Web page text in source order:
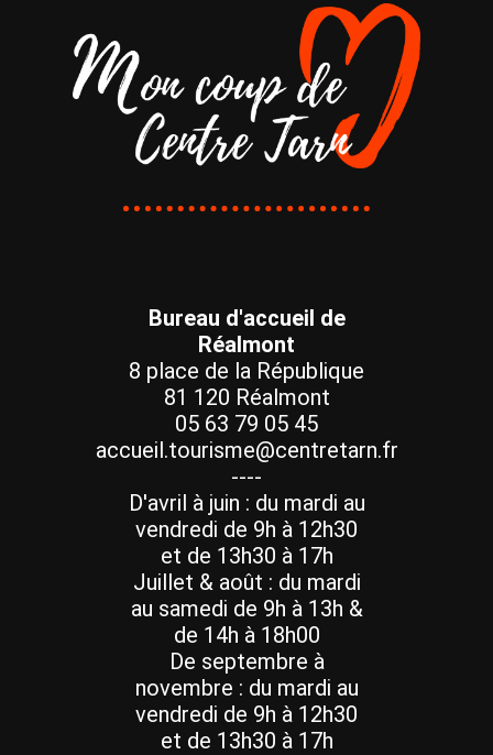
Bureau d'accueil de
Réalmont
8 place de la République
81 120 Réalmont
05 63 79 05 45
accueil.tourisme@centretarn.fr
----
D'avril à juin : du mardi au
vendredi de 9h à 12h30
et de 13h30 à 17h
Juillet & août : du mardi
au samedi de 9h à 13h &
de 14h à 18h00
De septembre à
novembre : du mardi au
vendredi de 9h à 12h30
et de 13h30 à 17h